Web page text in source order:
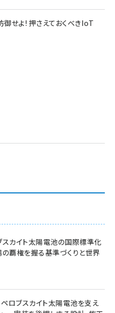
せよ! 押さえておくべきIoT
スカイト太陽電池の国際標準化
覇権を握る基準づくりと世界
ペロブスカイト太陽電池を支え